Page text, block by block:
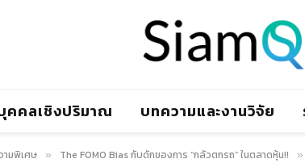
คคลเชิงปริมาณ บทความและงานวิจัย
ามพิเศษ » The FOMO Bias กับดักของการ “กลัวตกรถ” ในตลาดหุ้น!! »